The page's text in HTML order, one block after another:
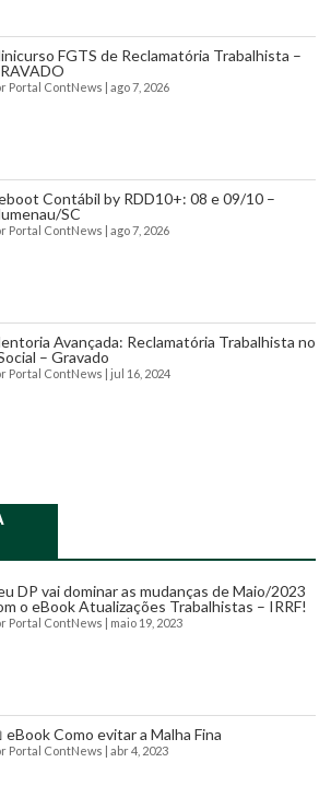
FGTS de Reclamatória Trabalhista –
Portal ContNews | ago 7, 2026
Contábil by RDD10+: 08 e 09/10 –
SC
Portal ContNews | ago 7, 2026
Avançada: Reclamatória Trabalhista no
– Gravado
Portal ContNews | jul 16, 2024
DP vai dominar as mudanças de Maio/2023
o eBook Atualizações Trabalhistas – IRRF!
Portal ContNews | maio 19, 2023
eBook Como evitar a Malha Fina
Portal ContNews | abr 4, 2023